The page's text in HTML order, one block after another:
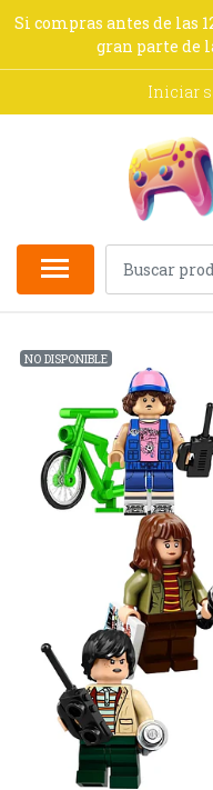
Si compras antes de las
gran parte de
Iniciar
NO DISPONIBLE